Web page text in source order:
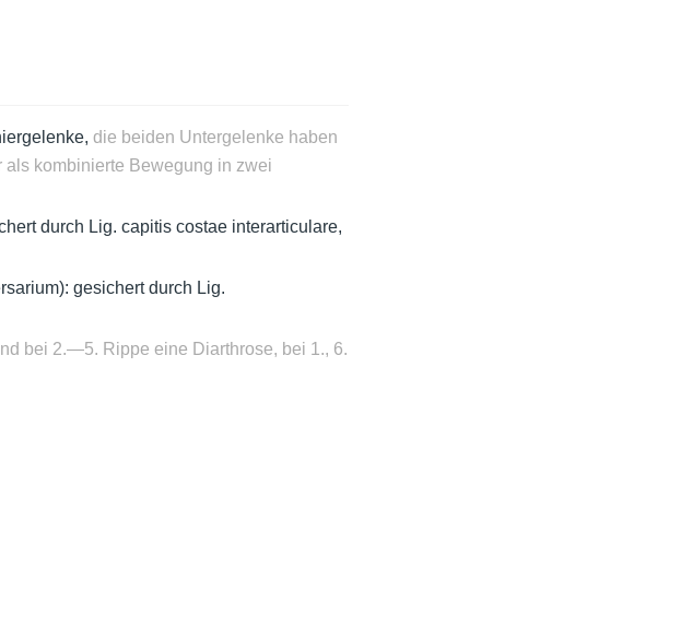
die beiden Untergelenke haben
kombinierte Bewegung in zwei
durch Lig. capitis costae interarticulare,
gesichert durch Lig.
bei 2.—5. Rippe eine Diarthrose, bei 1., 6.